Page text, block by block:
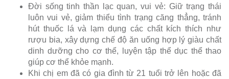
Đời sống tinh thần lạc quan, vui vẻ: Giữ trạng thái
luôn vui vẻ, giảm thiểu tình trạng căng thẳng, tránh
hút thuốc lá và lạm dụng các chất kích thích như
rượu bia, xây dựng chế độ ăn uống hợp lý giàu chất
dinh dưỡng cho cơ thể, luyện tập thể dục thể thao
giúp cơ thể khỏe mạnh.
Khi chị em đã có gia đình từ 21 tuổi trở lên hoặc đã